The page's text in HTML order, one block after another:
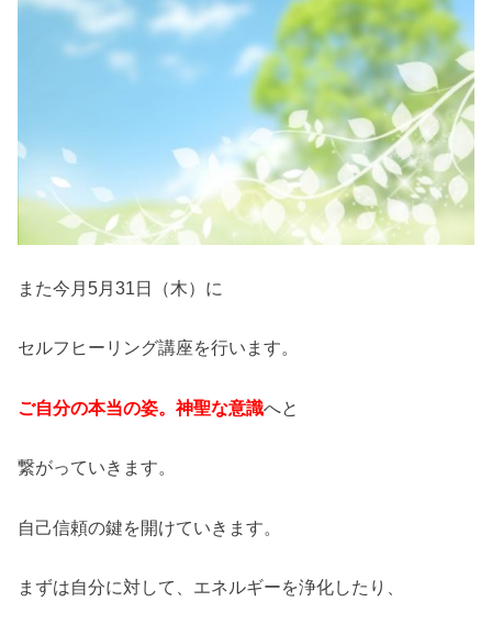
また今月5月31日（木）に
セルフヒーリング講座を行います。
ご自分の本当の姿。神聖な意識へと
繋がっていきます。
自己信頼の鍵を開けていきます。
まずは自分に対して、エネルギーを浄化したり、